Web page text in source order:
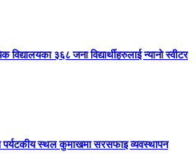
३६८ जना विद्यार्थीहरुलाई न्यानो स्वीटर
पर्यटकीय स्थल कुमाखमा सरसफाइ व्यवस्थापन